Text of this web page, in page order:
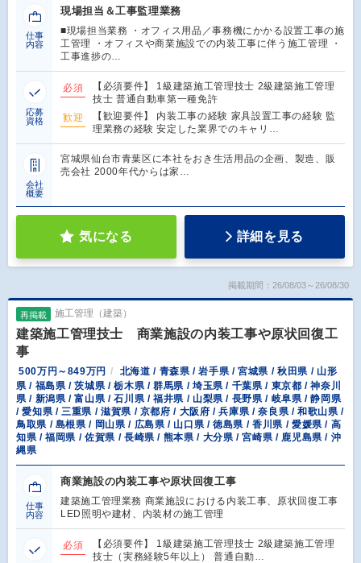
仕事
内容
現場担当＆工事監理業務
■現場担当業務 ・オフィス用品／事務機にかかる設置工事の施
工管理 ・オフィスや商業施設での内装工事に伴う施工管理 ・
工事進捗の…
応募
資格
必須
【必須要件】 1級建築施工管理技士 2級建築施工管理
技士 普通自動車第一種免許
歓迎
【歓迎要件】 内装工事の経験 家具設置工事の経験 監
理業務の経験 安定した業界でのキャリ…
会社
概要
宮城県仙台市青葉区に本社をおき生活用品の企画、製造、販
売会社 2000年代からは家…
気になる 詳細を見る
掲載期間：26/08/03～26/08/30
再掲載 施工管理（建築）
建築施工管理技士 商業施設の内装工事や原状回復工
事
500万円～849万円
北海道 / 青森県 / 岩手県 / 宮城県 / 秋田県 / 山形
県 / 福島県 / 茨城県 / 栃木県 / 群馬県 / 埼玉県 / 千葉県 / 東京都 / 神奈川
県 / 新潟県 / 富山県 / 石川県 / 福井県 / 山梨県 / 長野県 / 岐阜県 / 静岡県
/ 愛知県 / 三重県 / 滋賀県 / 京都府 / 大阪府 / 兵庫県 / 奈良県 / 和歌山県 /
鳥取県 / 島根県 / 岡山県 / 広島県 / 山口県 / 徳島県 / 香川県 / 愛媛県 / 高
知県 / 福岡県 / 佐賀県 / 長崎県 / 熊本県 / 大分県 / 宮崎県 / 鹿児島県 / 沖
縄県
仕事
内容
商業施設の内装工事や原状回復工事
建築施工管理業務 商業施設における内装工事、原状回復工事
LED照明や建材、内装材の施工管理
必須
【必須要件】 1級建築施工管理技士 2級建築施工管理
技士（実務経験5年以上） 普通自動…